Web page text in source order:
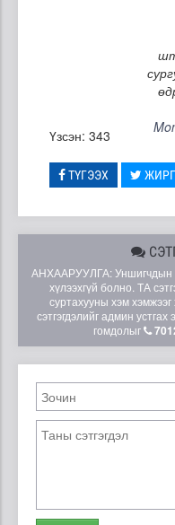
Үзсэн: 343
ТҮГЭЭХ
АНХААРУУЛГА: Уншигчдын
хүлээхгүй болно. ТА
суртахууны хэм хэмжээг
сэтгэгдэлийг админ
гомдолыг